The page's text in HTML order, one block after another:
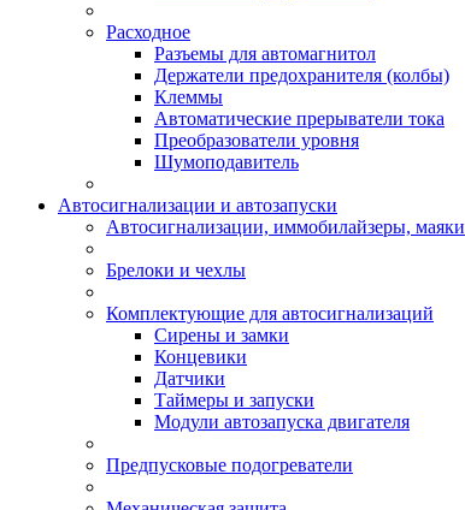
Расходное
Разъемы для автомагнитол
Держатели предохранителя (колбы)
Клеммы
Автоматические прерыватели тока
Преобразователи уровня
Шумоподавитель
Автосигнализации и автозапуски
Автосигнализации, иммобилайзеры, маяки
Брелоки и чехлы
Комплектующие для автосигнализаций
Сирены и замки
Концевики
Датчики
Таймеры и запуски
Модули автозапуска двигателя
Предпусковые подогреватели